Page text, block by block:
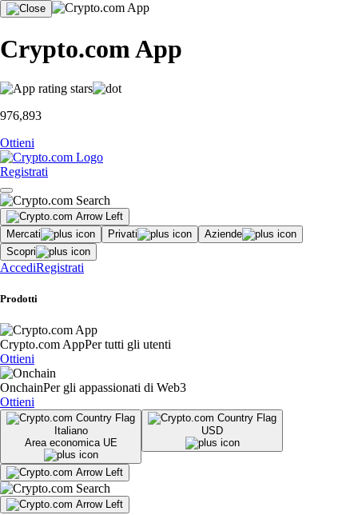
Crypto.com App
976,893
Ottieni
Registrati
Mercati Privati
Aziende
Scopri
AccediRegistrati
Prodotti
Crypto.com AppPer tutti gli utenti
Ottieni
OnchainPer gli appassionati di Web3
Ottieni
Italiano
Area economica UE
USD